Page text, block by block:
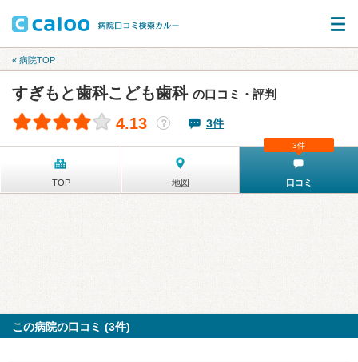
« 病院TOP
すぎもと歯科こども歯科 の口コミ・評判
4.13 ？ 3件
TOP 地図 口コミ
3件
この病院の口コミ (3件)